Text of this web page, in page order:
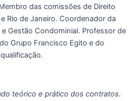
das comissões de Direito
Rio de Janeiro. Coordenador da
Gestão Condominial. Professor de
Grupo Francisco Egito e do
teórico e prático dos contratos.